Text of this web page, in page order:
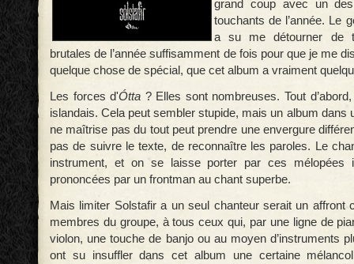
grand coup avec un
touchants de l’année. Le
a su me détourner de
brutales de l’année suffisamment de fois pour que je me
quelque chose de spécial, que cet album a vraiment
Les forces d'Ótta ? Elles sont nombreuses. Tout
islandais. Cela peut sembler stupide, mais un album dans
ne maîtrise pas du tout peut prendre une envergure
pas de suivre le texte, de reconnaître les paroles. Le
instrument, et on se laisse porter par ces mélopées
prononcées par un frontman au chant superbe.
Mais limiter Solstafir a un seul chanteur serait un affront
membres du groupe, à tous ceux qui, par une ligne de
violon, une touche de banjo ou au moyen d’instruments
ont su insuffler dans cet album une certaine